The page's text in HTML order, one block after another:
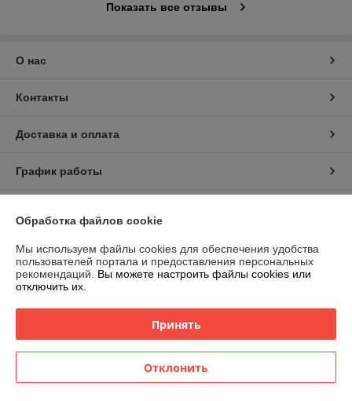
Показать все отзывы
О нас
Контакты
Доставка и оплата
График работы
Политика обработки cookies
Сайт создан на платформе Deal.by
Информация для покупателя
Обработка файлов cookie
Мы используем файлы cookies для обеспечения удобства
пользователей портала и предоставления персональных
рекомендаций. Вы можете настроить файлы cookies или
отключить их.
Принять
Отклонить